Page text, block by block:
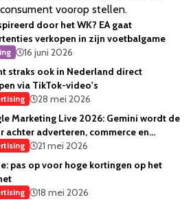
voorop stellen.
door het WK? EA gaat
verkopen in zijn voetbalgame
16 juni 2026
straks ook in Nederland direct
via TikTok-video's
28 mei 2026
Marketing Live 2026: Gemini wordt de
achter adverteren, commerce en
21 mei 2026
pas op voor hoge kortingen op het
18 mei 2026